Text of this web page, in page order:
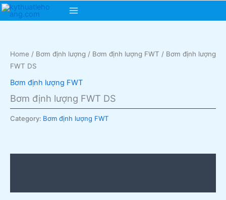
Skip
Main
Home / Bơm định lượng / Bơm định lượng FWT / Bơm định lượng
FWT DS
Bơm định lượng FWT
Bơm định lượng FWT DS
Category: Bơm định lượng FWT